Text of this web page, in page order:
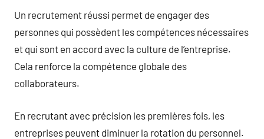
Un recrutement réussi permet de engager des
personnes qui possèdent les compétences nécessaires
et qui sont en accord avec la culture de l’entreprise.
Cela renforce la compétence globale des
collaborateurs.
En recrutant avec précision les premières fois, les
entreprises peuvent diminuer la rotation du personnel.